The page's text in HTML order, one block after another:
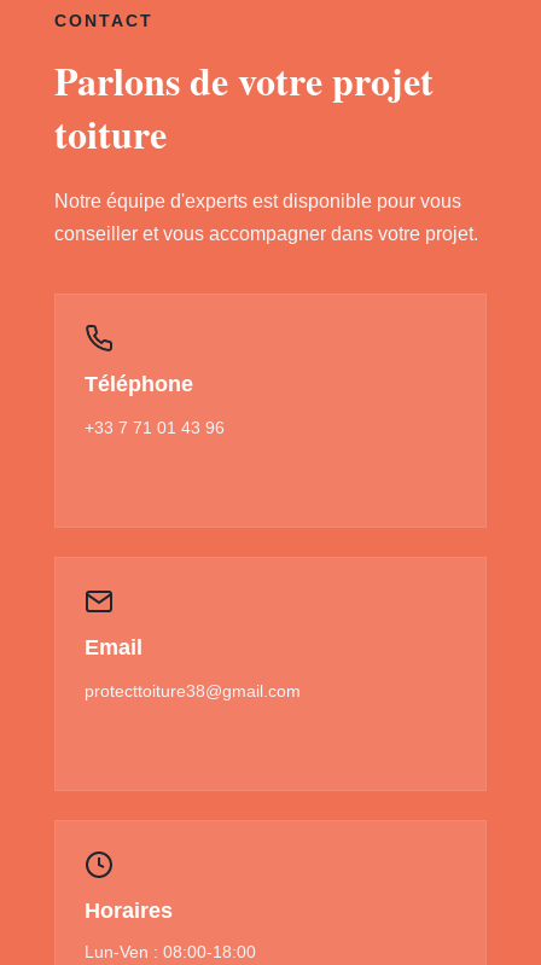
CONTACT
Parlons de votre projet
toiture
Notre équipe d'experts est disponible pour vous
conseiller et vous accompagner dans votre projet.
Téléphone
+33 7 71 01 43 96
Email
protecttoiture38@gmail.com
Horaires
Lun-Ven : 08:00-18:00